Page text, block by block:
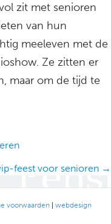
zit met senioren
van hun
meeleven met de
Ze zitten er
maar om de tijd te
feest voor senioren →
voorwaarden| webdesign